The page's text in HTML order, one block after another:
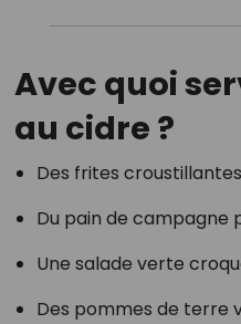
Avec quoi
au cidre ?
Des frites croustillantes
Du pain de campagne
Une salade verte
Des pommes de terre